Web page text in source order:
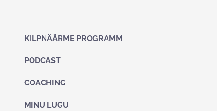
KILPNÄÄRME PROGRAMM
PODCAST
COACHING
MINU LUGU